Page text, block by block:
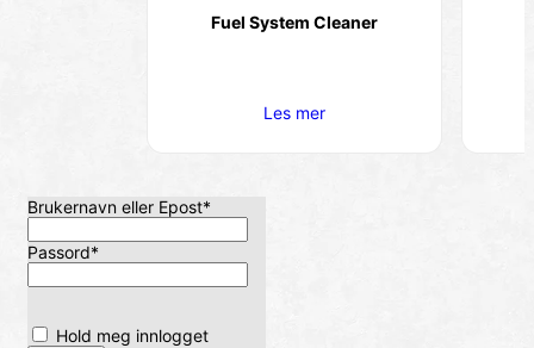
Brukernavn eller Epost*
Passord*
Hold meg innlogget
Fuel System Cleaner
Les mer